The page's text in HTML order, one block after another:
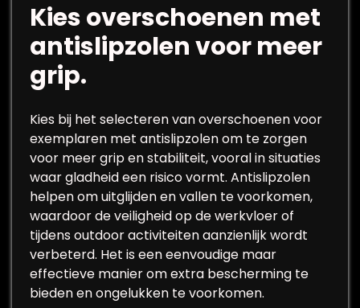
Kies overschoenen met
antislipzolen voor meer
grip.
Kies bij het selecteren van overschoenen voor
exemplaren met antislipzolen om te zorgen
voor meer grip en stabiliteit, vooral in situaties
waar gladheid een risico vormt. Antislipzolen
helpen om uitglijden en vallen te voorkomen,
waardoor de veiligheid op de werkvloer of
tijdens outdoor activiteiten aanzienlijk wordt
verbeterd. Het is een eenvoudige maar
effectieve manier om extra bescherming te
bieden en ongelukken te voorkomen.